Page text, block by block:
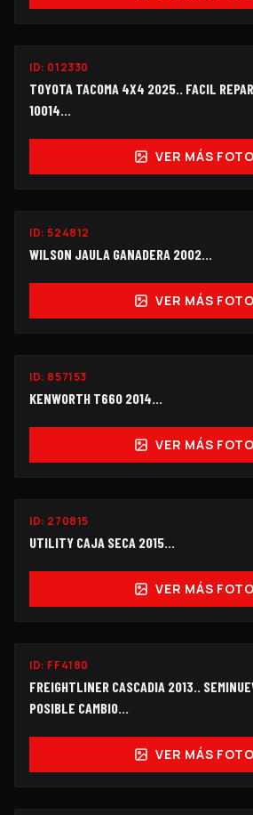
ID: 012330
TOYOTA TACOMA 4X4 2025.. FACIL REPARACION... LLAVE
10014...
VER MÁS
ID: 524812
WILSON JAULA GANADERA 2002...
VER MÁS
ID: 857153
KENWORTH T660 2014…
VER MÁS
ID: 270815
UTILITY CAJA SECA 2015...
VER MÁS
ID: FF4180
FREIGHTLINER CASCADIA 2013..
POSIBLE CAMBIO...
VER MÁS